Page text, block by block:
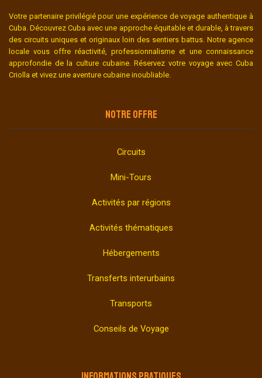
Votre partenaire privilégié pour une expérience de voyage authentique à
Cuba. Découvrez Cuba avec une approche équitable et durable, à travers
des circuits uniques et originaux loin des sentiers battus. Notre agence
locale vous offre réactivité, professionnalisme et une connaissance
approfondie de la culture cubaine. Réservez votre voyage avec Cuba
Criolla et vivez une aventure cubaine inoubliable.
NOTRE OFFRE
Circuits
Mini-Tours
Activités par régions
Activités thématiques
Hébergements
Transferts interurbains
Transports
Conseils de Voyage